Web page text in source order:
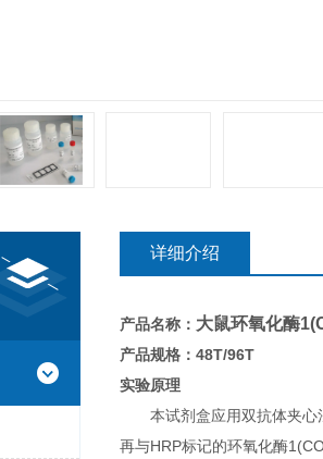
详细介绍
产品名称： 大鼠环氧化酶
产品规格：48T/96T
实验原理
本试剂盒应用双抗体夹心
再与HRP标记的环氧化酶